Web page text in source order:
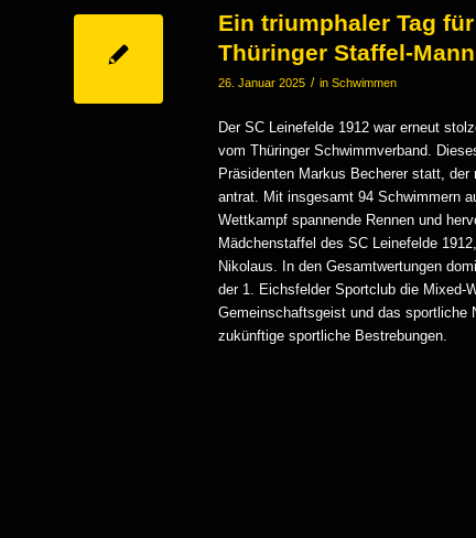
Ein triumphaler Tag
Thüringer Staffel-
26. Januar 2025 / in Schwimmen
Der SC Leinefelde 1912 war erneut
vom Thüringer Schwimmverband.
Präsidenten Markus Becherer statt,
antrat. Mit insgesamt 94 Schwimmern
Wettkampf spannende Rennen und
Mädchenstaffel des SC Leinefelde
Nikolaus. In den Gesamtwertungen
der 1. Eichsfelder Sportclub die Mixed-
Gemeinschaftsgeist und das sportliche
zukünftige sportliche Bestrebungen.